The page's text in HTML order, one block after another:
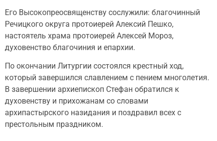
Его Высокопреосвященству сослужили: благочинный
Речицкого округа протоиерей Алексий Пешко,
настоятель храма протоиерей Алексей Мороз,
духовенство благочиния и епархии.
По окончании Литургии состоялся крестный ход,
который завершился славлением с пением многолетия.
В завершении архиепископ Стефан обратился к
духовенству и прихожанам со словами
архипастырского назидания и поздравил всех с
престольным праздником.